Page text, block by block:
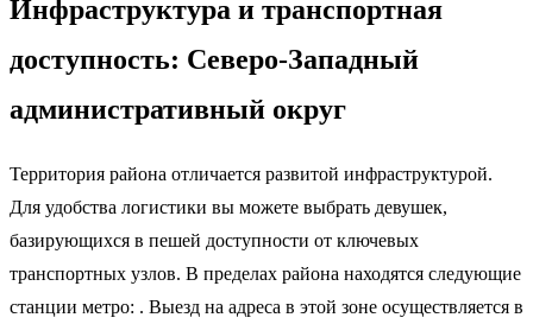
Инфраструктура и транспортная
доступность: Северо-Западный
административный округ
Территория района отличается развитой инфраструктурой.
Для удобства логистики вы можете выбрать девушек,
базирующихся в пешей доступности от ключевых
транспортных узлов. В пределах района находятся следующие
станции метро: . Выезд на адреса в этой зоне осуществляется в